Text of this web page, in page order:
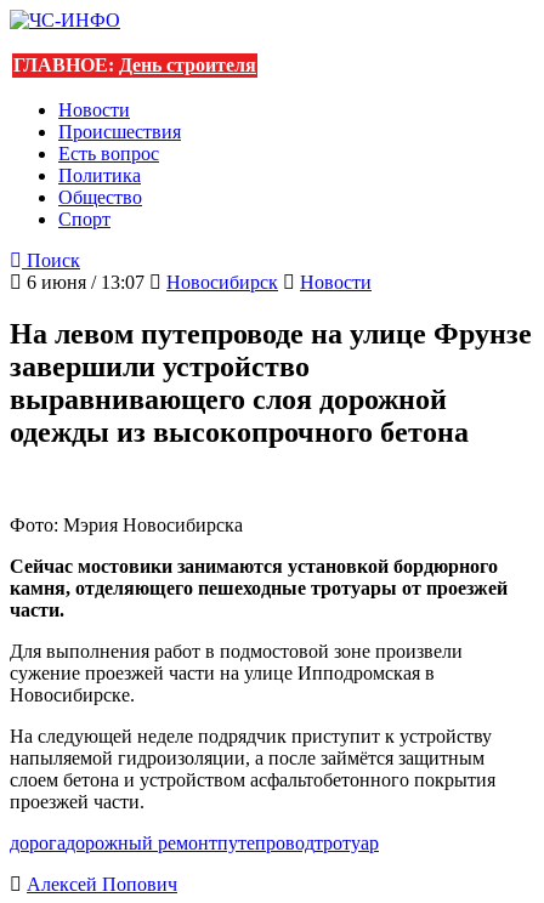
ГЛАВНОЕ: День строителя
Новости
Происшествия
Есть вопрос
Политика
Общество
Спорт
Поиск
6 июня / 13:07
Новосибирск Новости
На левом путепроводе на улице Фрунзе
завершили устройство
выравнивающего слоя дорожной
одежды из высокопрочного бетона
Фото: Мэрия Новосибирска
Сейчас мостовики занимаются установкой бордюрного
камня, отделяющего пешеходные тротуары от проезжей
части.
Для выполнения работ в подмостовой зоне произвели
сужение проезжей части на улице Ипподромская в
Новосибирске.
На следующей неделе подрядчик приступит к устройству
напыляемой гидроизоляции, а после займётся защитным
слоем бетона и устройством асфальтобетонного покрытия
проезжей части.
дорогадорожный ремонтпутепроводтротуар
Алексей Попович